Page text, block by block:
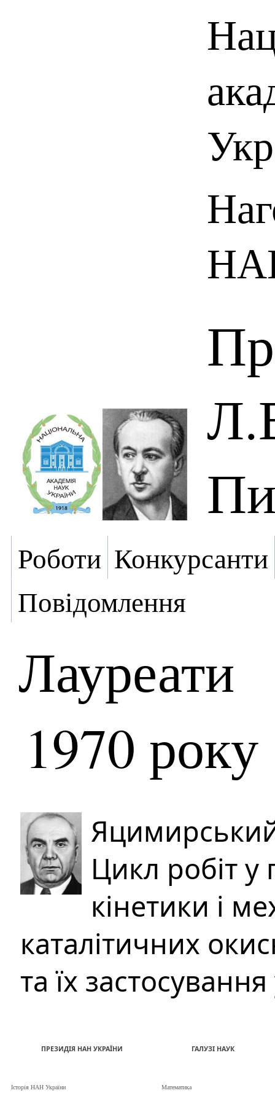
Роботи Конкурсанти
Повідомлення
Лауреати
1970 року
Цикл робіт у
кінетики і
каталітичних
та їх
ПРЕЗИДІЯ НАН УКРАЇНИ
Історія НАН України
ГАЛУЗІ НАУК
Математика